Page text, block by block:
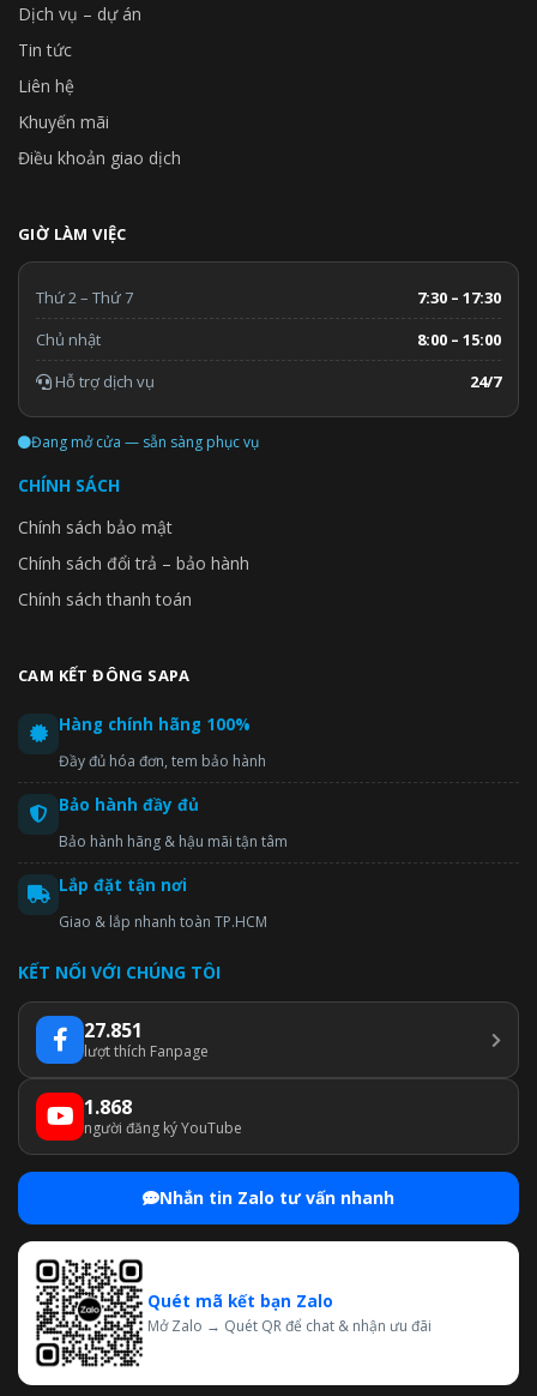
Dịch vụ – dự án
Tin tức
Liên hệ
Khuyến mãi
Điều khoản giao dịch
GIỜ LÀM VIỆC
Thứ 2 – Thứ 7
7:30 – 17:30
Chủ nhật
8:00 – 15:00
Hỗ trợ dịch vụ
24/7
Đang mở cửa — sẵn sàng phục vụ
CHÍNH SÁCH
Chính sách bảo mật
Chính sách đổi trả – bảo hành
Chính sách thanh toán
CAM KẾT ĐÔNG SAPA
Hàng chính hãng 100%
Đầy đủ hóa đơn, tem bảo hành
Bảo hành đầy đủ
Bảo hành hãng & hậu mãi tận tâm
Lắp đặt tận nơi
Giao & lắp nhanh toàn TP.HCM
KẾT NỐI VỚI CHÚNG TÔI
27.851
lượt thích Fanpage
1.868
người đăng ký YouTube
Nhắn tin Zalo tư vấn nhanh
Quét mã kết bạn Zalo
Mở Zalo → Quét QR để chat & nhận ưu đãi